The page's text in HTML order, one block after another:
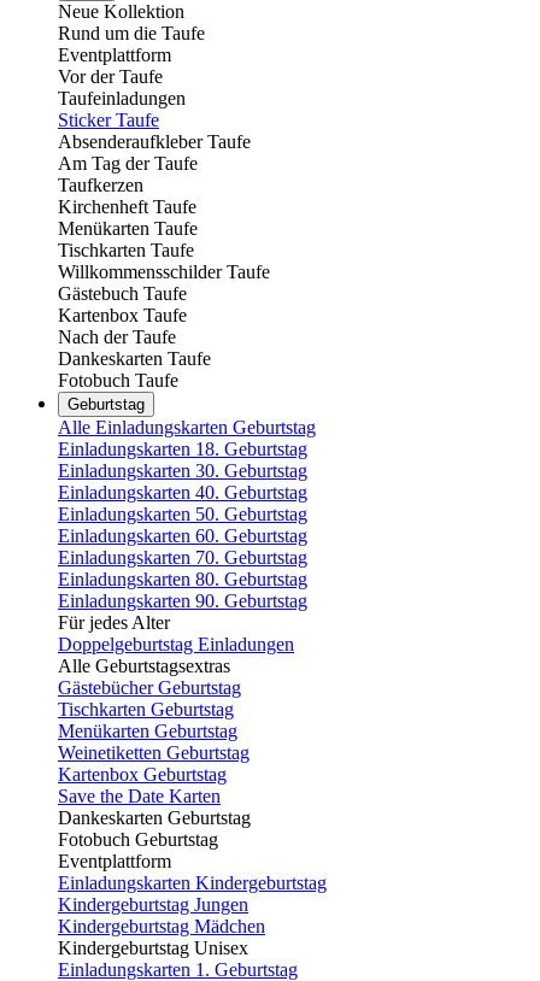
Neue Kollektion
Rund um die Taufe
Eventplattform
Vor der Taufe
Taufeinladungen
Sticker Taufe
Absenderaufkleber Taufe
Am Tag der Taufe
Taufkerzen
Kirchenheft Taufe
Menükarten Taufe
Tischkarten Taufe
Willkommensschilder Taufe
Gästebuch Taufe
Kartenbox Taufe
Nach der Taufe
Dankeskarten Taufe
Fotobuch Taufe
Geburtstag
Alle Einladungskarten Geburtstag
Einladungskarten 18. Geburtstag
Einladungskarten 30. Geburtstag
Einladungskarten 40. Geburtstag
Einladungskarten 50. Geburtstag
Einladungskarten 60. Geburtstag
Einladungskarten 70. Geburtstag
Einladungskarten 80. Geburtstag
Einladungskarten 90. Geburtstag
Für jedes Alter
Doppelgeburtstag Einladungen
Alle Geburtstagsextras
Gästebücher Geburtstag
Tischkarten Geburtstag
Menükarten Geburtstag
Weinetiketten Geburtstag
Kartenbox Geburtstag
Save the Date Karten
Dankeskarten Geburtstag
Fotobuch Geburtstag
Eventplattform
Einladungskarten Kindergeburtstag
Kindergeburtstag Jungen
Kindergeburtstag Mädchen
Kindergeburtstag Unisex
Einladungskarten 1. Geburtstag